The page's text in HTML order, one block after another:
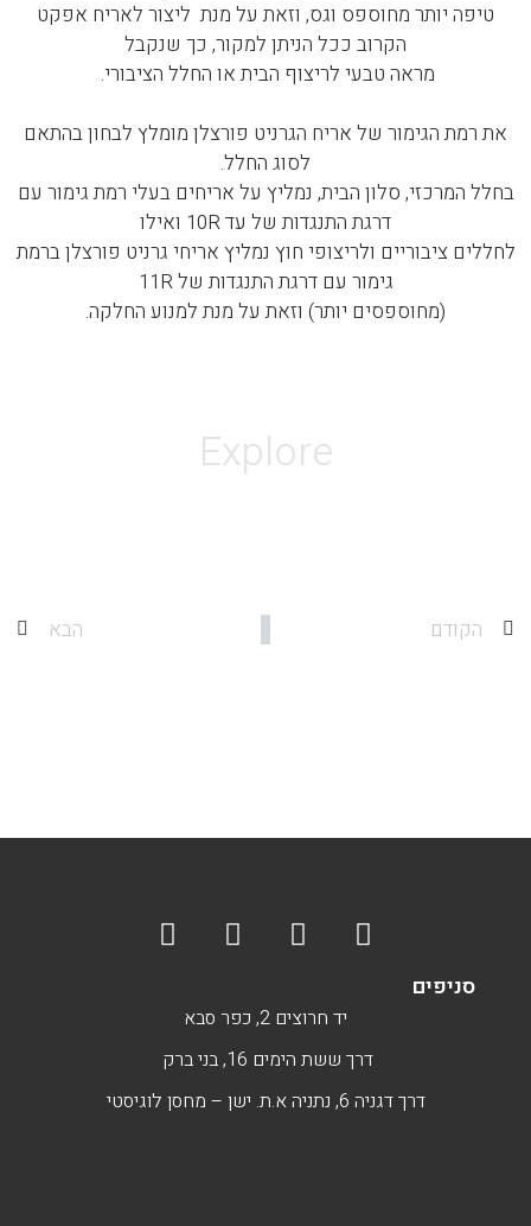
טיפה יותר מחוספס וגס, וזאת על מנת ליצור לאריח אפקט
הקרוב ככל הניתן למקור, כך שנקבל
מראה טבעי לריצוף הבית או החלל הציבורי.
את רמת הגימור של אריח הגרניט פורצלן מומלץ לבחון בהתאם
לסוג החלל.
בחלל המרכזי, סלון הבית, נמליץ על אריחים בעלי רמת גימור עם
דרגת התנגדות של עד 10R ואילו
לחללים ציבוריים ולריצופי חוץ נמליץ אריחי גרניט פורצלן ברמת
גימור עם דרגת התנגדות של 11R
(מחוספסים יותר) וזאת על מנת למנוע החלקה.
Explore
הקודם הבא
סניפים
יד חרוצים 2, כפר סבא
דרך ששת הימים 16, בני ברק
דרך דגניה 6, נתניה א.ת. ישן – מחסן לוגיסטי